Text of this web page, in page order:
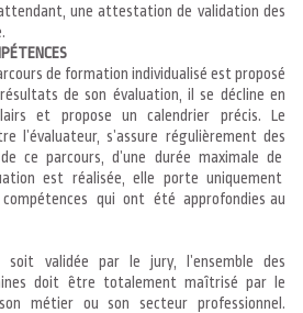
une attestation de validation des
de formation individualisé est proposé
de son évaluation, il se décline en
et propose un calendrier précis. Le
l’évaluateur, s’assure régulièrement des
ce parcours, d’une durée maximale de
est réalisée, elle porte uniquement
qui ont été approfondies au
validée par le jury, l’ensemble des
doit être totalement maîtrisé par le
métier ou son secteur professionnel.